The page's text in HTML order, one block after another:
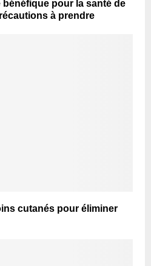
bénéfique pour la santé de
à prendre
cutanés pour éliminer